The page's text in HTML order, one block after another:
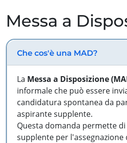
Messa a
Che cos'è una MAD?
La Messa a Disposizione
informale che può essere
candidatura spontanea da
aspirante supplente.
Questa domanda permette
supplente per